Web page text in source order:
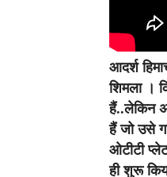
आदर्श
शिमला ।
हैं..लेकिन
हैं जो उसे
ओटीटी
ही शुरू